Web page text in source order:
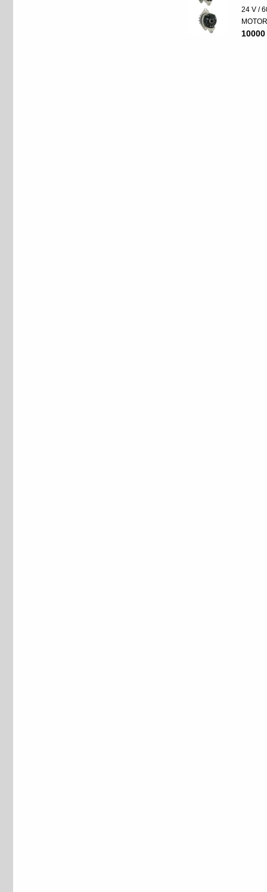
24 V /